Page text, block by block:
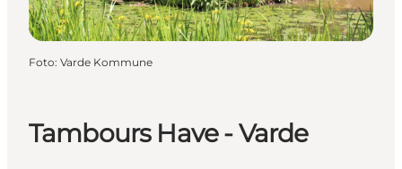
Tambours Have - Varde
Foto: Varde Kommune